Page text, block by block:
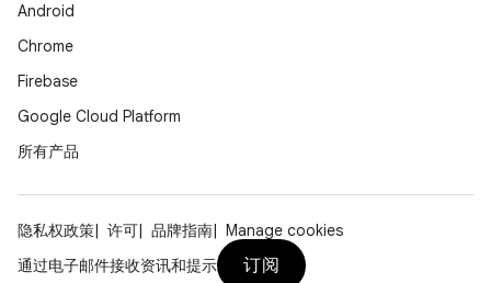
Android
Chrome
Firebase
Google Cloud Platform
所有产品
隐私权政策 许可 品牌指南
Manage cookies
通过电子邮件接收资讯和提示
订阅